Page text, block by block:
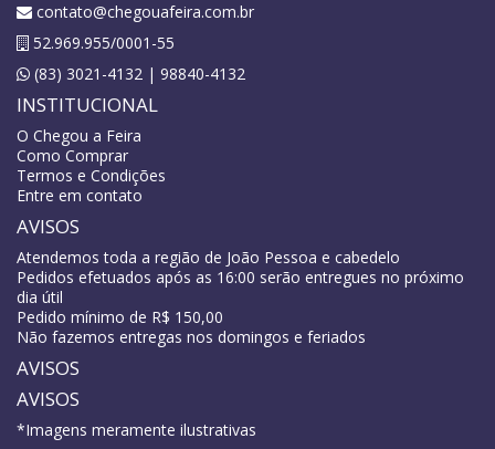
contato@chegouafeira.com.br
52.969.955/0001-55
(83) 3021-4132 | 98840-4132
INSTITUCIONAL
O Chegou a Feira
Como Comprar
Termos e Condições
Entre em contato
AVISOS
Atendemos toda a região de João Pessoa e cabedelo
Pedidos efetuados após as 16:00 serão entregues no próximo
dia útil
Pedido mínimo de R$ 150,00
Não fazemos entregas nos domingos e feriados
AVISOS
AVISOS
*Imagens meramente ilustrativas